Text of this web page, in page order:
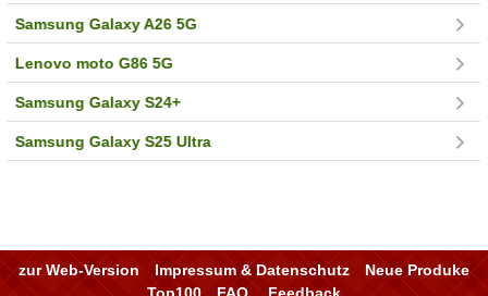
Samsung Galaxy A26 5G
Lenovo moto G86 5G
Samsung Galaxy S24+
Samsung Galaxy S25 Ultra
zur Web-Version Impressum & Datenschutz
Neue Produke
Top100
FAQ Feedback